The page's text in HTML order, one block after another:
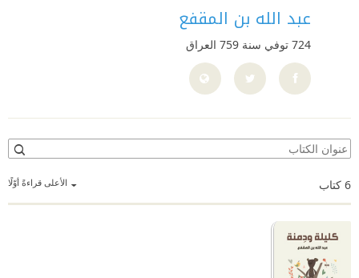
عبد الله بن المقفع
724 توفي سنة 759 العراق
الأعلى قراءةً أوّلًا 6 كتاب